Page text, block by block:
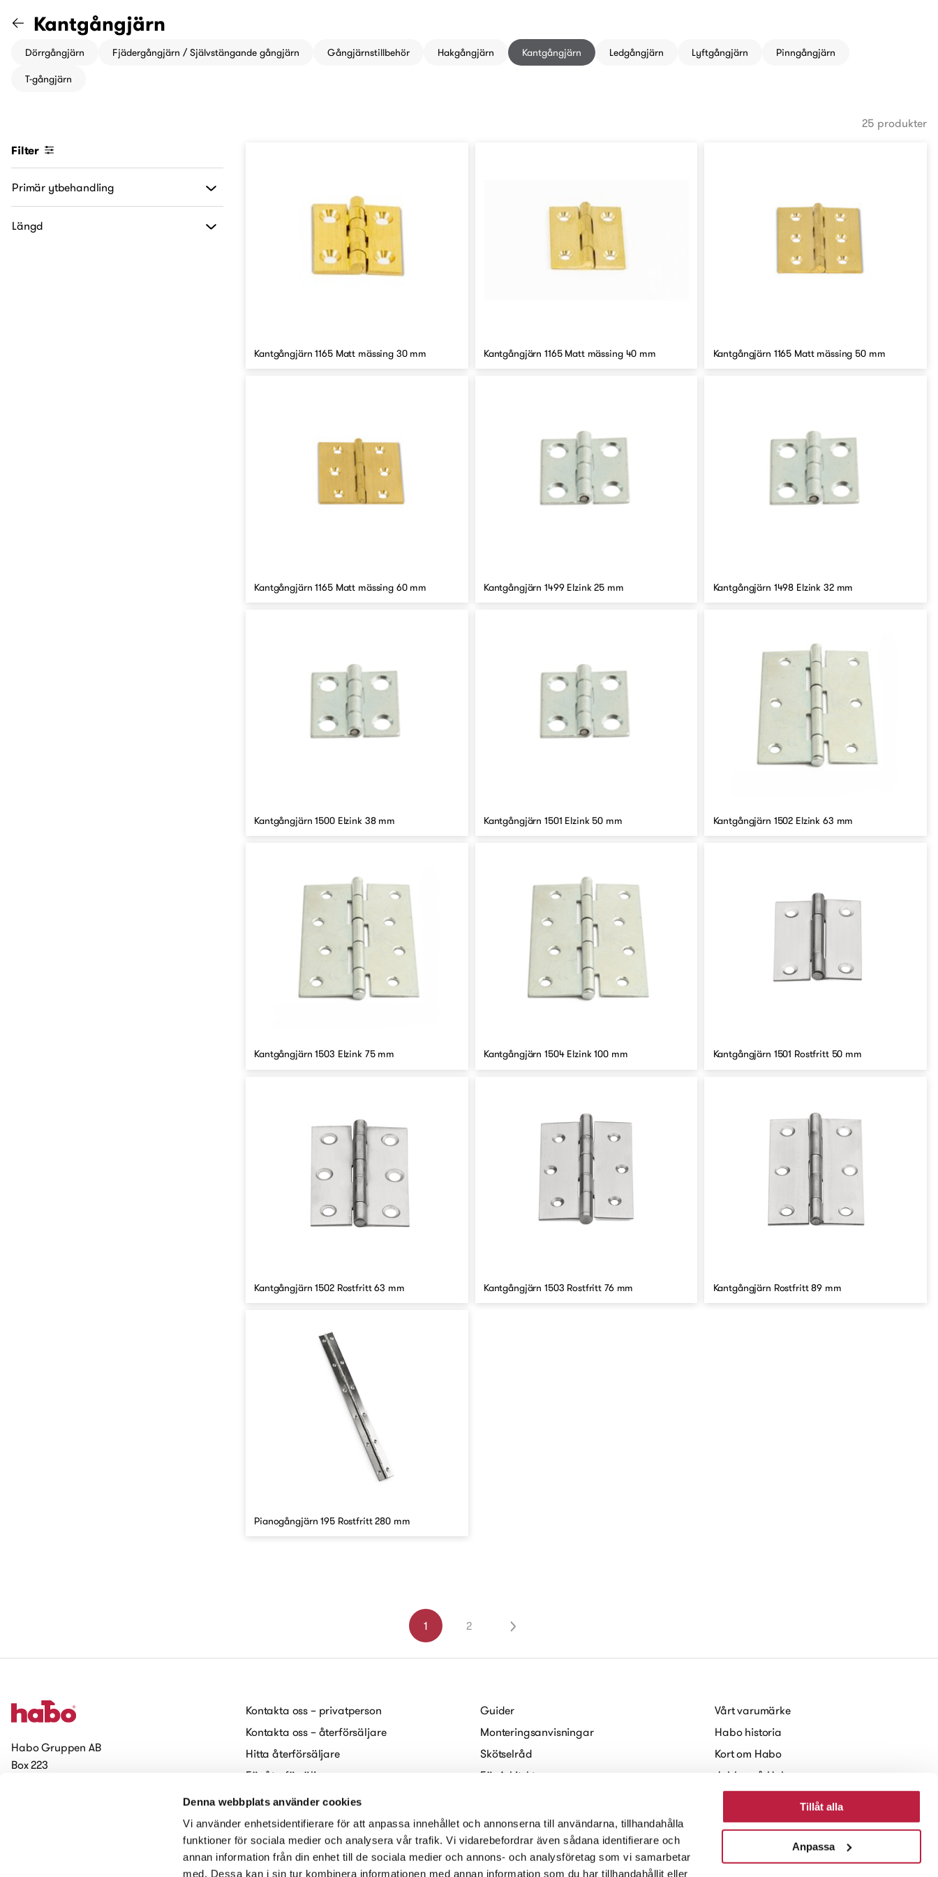
Denna webbplats använder cookies
Vi använder enhetsidentifierare för att anpassa innehållet och annonserna till användarna, tillhandahålla
funktioner för sociala medier och analysera vår trafik. Vi vidarebefordrar även sådana identifierare och
annan information från din enhet till de sociala medier och annons- och analysföretag som vi samarbetar
med. Dessa kan i sin tur kombinera informationen med annan information som du har tillhandahållit eller
Tillåt alla
Anpassa
Gå till kategorin "Gångjärn"
Kantgångjärn
Dörrgångjärn Fjädergångjärn / Självstängande gångjärn Gångjärnstillbehör Hakgångjärn Kantgångjärn Ledgångjärn Lyftgångjärn Pinngångjärn
T-gångjärn
25 produkter
Filter
Primär ytbehandling
Längd
Kantgångjärn 1165 Matt mässing 30 mm Kantgångjärn 1165 Matt mässing 40 mm Kantgångjärn 1165 Matt mässing 50 mm
Kantgångjärn 1165 Matt mässing 60 mm Kantgångjärn 1499 Elzink 25 mm Kantgångjärn 1498 Elzink 32 mm
Kantgångjärn 1500 Elzink 38 mm Kantgångjärn 1501 Elzink 50 mm Kantgångjärn 1502 Elzink 63 mm
Kantgångjärn 1503 Elzink 75 mm Kantgångjärn 1504 Elzink 100 mm Kantgångjärn 1501 Rostfritt 50 mm
Kantgångjärn 1502 Rostfritt 63 mm Kantgångjärn 1503 Rostfritt 76 mm Kantgångjärn Rostfritt 89 mm
Pianogångjärn 195 Rostfritt 280 mm
1 2
Habo Gruppen AB
Box 223
Prenumerera på vårt nyhetsbrev
Kontakta oss – privatperson
Kontakta oss – återförsäljare
Hitta återförsäljare
För återförsäljare
Jobba på Habo
Cookies
Tillgänglighetsredogörelse
Guider
Monteringsanvisningar
Skötselråd
För Arkitekter
Digitala broschyrer
Vårt varumärke
Habo historia
Kort om Habo
Jobba på Habo
Nyheter och Press